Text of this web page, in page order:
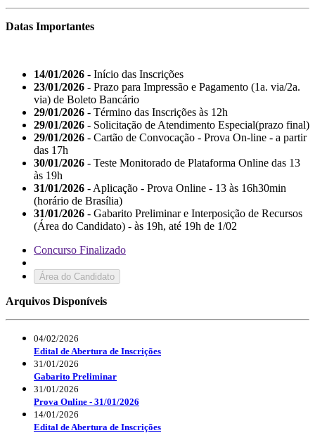
Datas Importantes
14/01/2026 - Início das Inscrições
23/01/2026 - Prazo para Impressão e Pagamento (1a. via/2a.
via) de Boleto Bancário
29/01/2026 - Término das Inscrições às 12h
29/01/2026 - Solicitação de Atendimento Especial(prazo final)
29/01/2026 - Cartão de Convocação - Prova On-line - a partir
das 17h
30/01/2026 - Teste Monitorado de Plataforma Online das 13
às 19h
31/01/2026 - Aplicação - Prova Online - 13 às 16h30min
(horário de Brasília)
31/01/2026 - Gabarito Preliminar e Interposição de Recursos
(Área do Candidato) - às 19h, até 19h de 1/02
Concurso Finalizado
Área do Candidato
Arquivos Disponíveis
04/02/2026
Edital de Abertura de Inscrições
31/01/2026
Gabarito Preliminar
31/01/2026
Prova Online - 31/01/2026
14/01/2026
Edital de Abertura de Inscrições